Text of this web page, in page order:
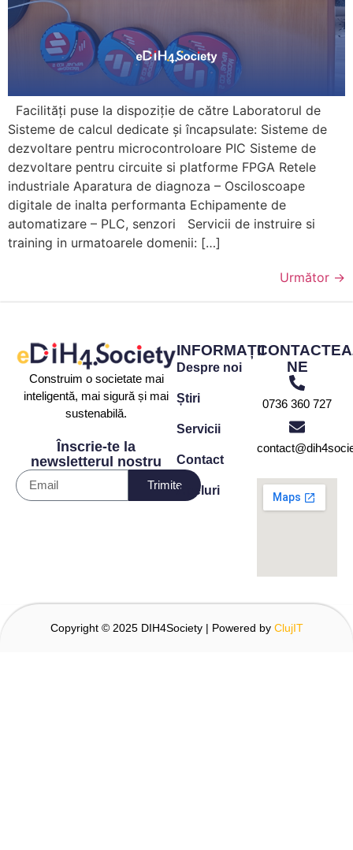
Facilități puse la dispoziție de către Laboratorul de
Sisteme de calcul dedicate și încapsulate: Sisteme de
dezvoltare pentru microcontroloare PIC Sisteme de
dezvoltare pentru circuite si platforme FPGA Retele
industriale Aparatura de diagnoza – Osciloscoape
digitale de inalta performanta Echipamente de
automatizare – PLC, senzori Servicii de instruire si
training in urmatoarele domenii: […]
Următor →
Construim o societate mai
inteligentă, mai sigură și mai
sustenabilă.
Înscrie-te la
newsletterul nostru
Trimite
INFORMAȚII
Despre noi
Știri
Servicii
Contact
Apeluri
NE
0736 360 727
Copyright © 2025 DIH4Society | Powered by ClujIT